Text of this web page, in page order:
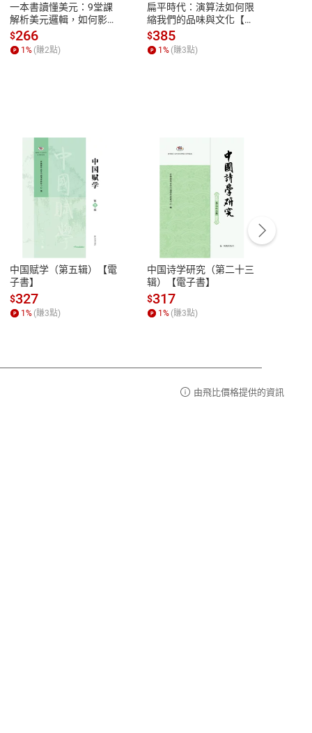
性
參
客服資訊
服務時間：週一到週五 10:00-12:00、
13:00-17:00 (國定假日及例假日休息)
客服電話：0080-1857077
一本書讀懂美元：9堂課
解析美元邏輯，如何影響
全球經濟和每個人的投資
【電子書】
$266
1% (賺2點)
扁平時代：演算法如何限
縮我們的品味與文化【電
子書】
$385
1% (賺3點)
中国赋学（第五辑）【電
子書】
$327
1% (賺3點)
中国诗学研究（第二十三
辑）【電子書】
$317
1% (賺3點)
由飛比價格提供的資訊